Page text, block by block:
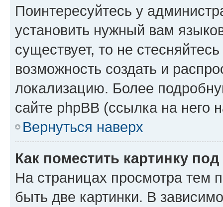
Поинтересуйтесь у
установить нужный вам
существует, то не
возможность создать и
локализацию. Более
сайте phpBB (ссылка на него
Вернуться наверх
Как поместить картинку
На страницах просмотра тем
быть две картинки. В